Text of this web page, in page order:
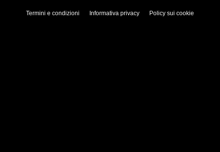
Termini e condizioni Informativa privacy Policy sui cookie